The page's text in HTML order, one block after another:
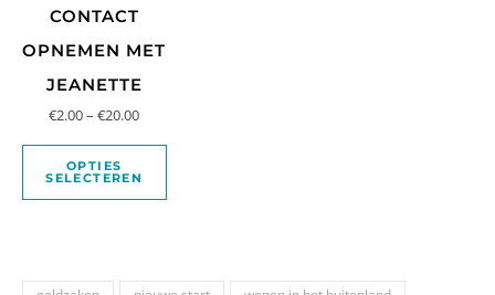
CONTACT
OPNEMEN MET
JEANETTE
€2.00–€20.00
OPTIES
SELECTEREN